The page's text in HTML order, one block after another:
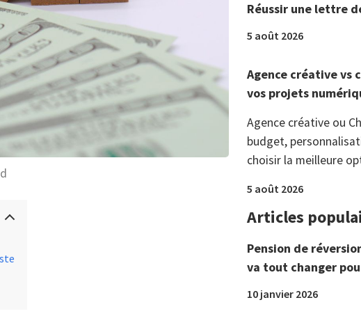
Réussir une lettre
5 août 2026
Agence créative vs
vos projets
Agence créative ou
budget,
choisir la meilleure
5 août 2026
Articles
Pension de
va tout changer
10 janvier 2026